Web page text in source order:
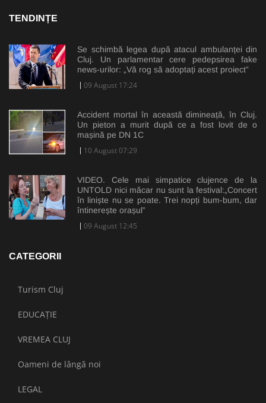
TENDINȚE
Se schimbă legea după atacul ambulanței din
Cluj. Un parlamentar cere pedepsirea fake
news-urilor: „Vă rog să adoptați acest proiect”
09 August 17:24
Accident mortal în această dimineață, în Cluj.
Un pieton a murit după ce a fost lovit de o
mașină pe DN 1C
10 August 07:29
VIDEO. Cele mai simpatice clujence de la
UNTOLD nici măcar nu sunt la festival:„Concert
în liniște nu se poate. Trei nopți bum-bum, dar
întinerește orașul”
09 August 12:45
CATEGORII
Turism Cluj
EDUCAȚIE
VREMEA CLUJ
Oameni de lângă noi
LEGAL